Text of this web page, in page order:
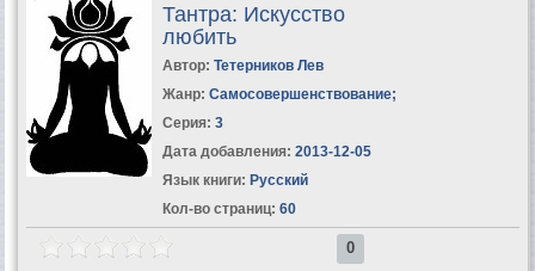
Тантра: Искусство
любить
Автор: Тетерников Лев
Жанр: Самосовершенствование;
Серия: 3
Дата добавления: 2013-12-05
Язык книги: Русский
Кол-во страниц: 60
0